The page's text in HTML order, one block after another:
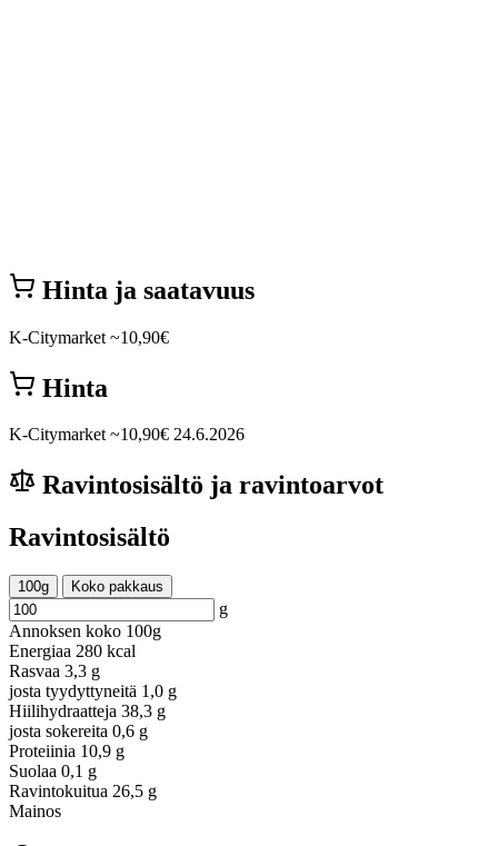
Hinta ja saatavuus
K-Citymarket ~10,90€
Hinta
K-Citymarket ~10,90€ 24.6.2026
Ravintosisältö ja ravintoarvot
Ravintosisältö
100g Koko pakkaus
g
Annoksen koko 100g
Energiaa 280 kcal
Rasvaa 3,3 g
josta tyydyttyneitä 1,0 g
Hiilihydraatteja 38,3 g
josta sokereita 0,6 g
Proteiinia 10,9 g
Suolaa 0,1 g
Ravintokuitua 26,5 g
Mainos